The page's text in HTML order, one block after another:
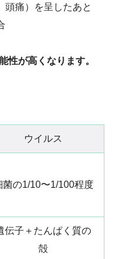
頭痛）を呈したあと
性が高くなります。
ウイルス
菌の1/10〜1/100程度
伝子＋たんぱく質の
殻